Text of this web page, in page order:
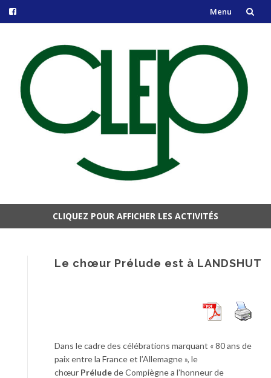
Menu
contenu
CLIQUEZ POUR AFFICHER LES ACTIVITÉS
Le chœur Prélude est à LANDSHUT
Dans le cadre des célébrations marquant « 80 ans de
paix entre la France et l’Allemagne », le
chœur Préludede Compiègne a l’honneur de